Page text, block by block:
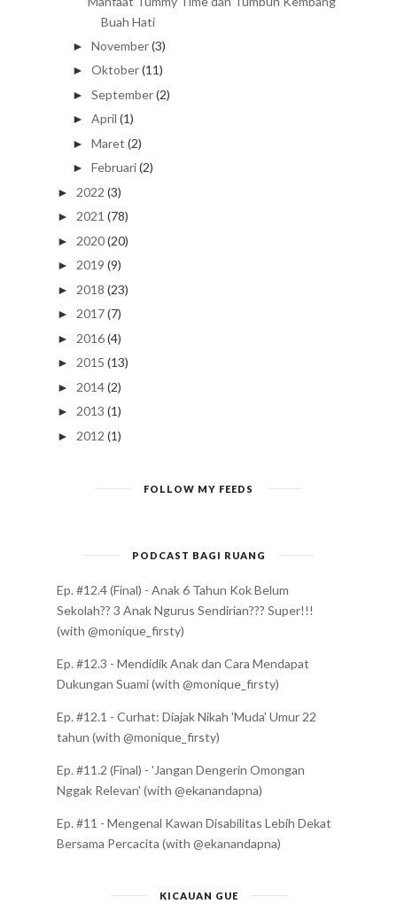
Buah Hati
► November(3)
► Oktober(11)
► September(2)
► April (1)
► Maret (2)
► Februari(2)
► 2022 (3)
► 2021 (78)
► 2020(20)
► 2019 (9)
► 2018 (23)
► 2017(7)
► 2016(4)
► 2015 (13)
► 2014(2)
► 2013 (1)
► 2012 (1)
FOLLOW MY FEEDS
PODCAST BAGI RUANG
Ep. #12.4 (Final) - Anak 6 Tahun Kok Belum
Sekolah?? 3 Anak Ngurus Sendirian??? Super!!!
(with @monique_firsty)
Ep. #12.3 - Mendidik Anak dan Cara Mendapat
Dukungan Suami (with @monique_firsty)
Ep. #12.1 - Curhat: Diajak Nikah 'Muda' Umur 22
tahun (with @monique_firsty)
Ep. #11.2 (Final) - 'Jangan Dengerin Omongan
Nggak Relevan' (with @ekanandapna)
Ep. #11 - Mengenal Kawan Disabilitas Lebih Dekat
Bersama Percacita (with @ekanandapna)
KICAUAN GUE